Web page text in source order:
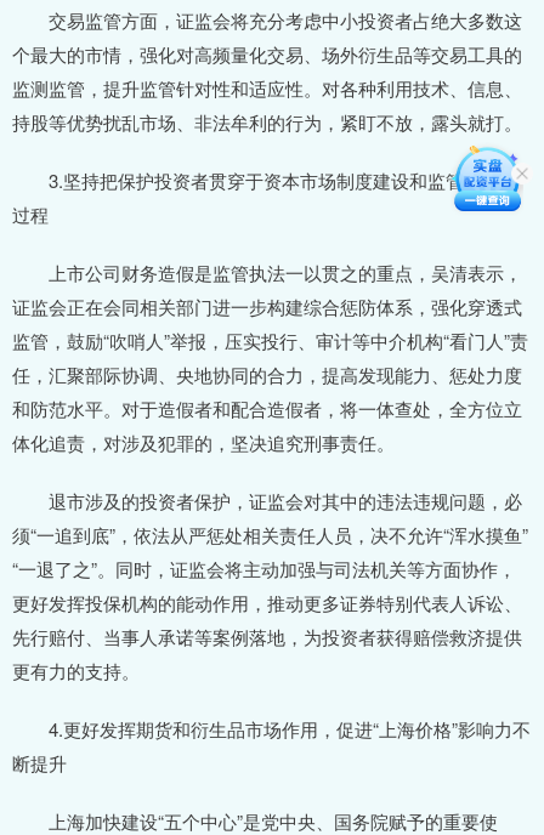
交易监管方面，证监会将充分考虑中小投资者占绝大多数这
个最大的市情，强化对高频量化交易、场外衍生品等交易工具的
监测监管，提升监管针对性和适应性。对各种利用技术、信息、
持股等优势扰乱市场、非法牟利的行为，紧盯不放，露头就打。
3.坚持把保护投资者贯穿于资本市场制度建设和监管执法全
过程
上市公司财务造假是监管执法一以贯之的重点，吴清表示，
证监会正在会同相关部门进一步构建综合惩防体系，强化穿透式
监管，鼓励“吹哨人”举报，压实投行、审计等中介机构“看门人”责
任，汇聚部际协调、央地协同的合力，提高发现能力、惩处力度
和防范水平。对于造假者和配合造假者，将一体查处，全方位立
体化追责，对涉及犯罪的，坚决追究刑事责任。
退市涉及的投资者保护，证监会对其中的违法违规问题，必
须“一追到底”，依法从严惩处相关责任人员，决不允许“浑水摸鱼”
“一退了之”。同时，证监会将主动加强与司法机关等方面协作，
更好发挥投保机构的能动作用，推动更多证券特别代表人诉讼、
先行赔付、当事人承诺等案例落地，为投资者获得赔偿救济提供
更有力的支持。
4.更好发挥期货和衍生品市场作用，促进“上海价格”影响力不
断提升
上海加快建设“五个中心”是党中央、国务院赋予的重要使